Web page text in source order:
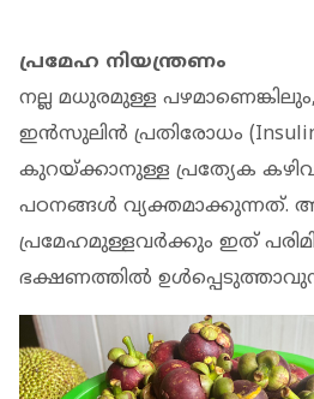
പ്രമേഹ നിയന്ത്രണം
നല്ല മധുരമുള്ള പഴമാണെങ്കിലും,
ഇൻസുലിൻ പ്രതിരോധം (Insulin
കുറയ്ക്കാനുള്ള പ്രത്യേക
പഠനങ്ങൾ വ്യക്തമാക്കുന്നത്.
പ്രമേഹമുള്ളവർക്കും ഇത്
ഭക്ഷണത്തിൽ